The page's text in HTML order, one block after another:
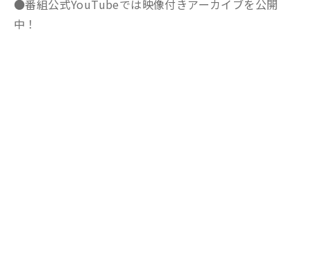
●番組公式YouTubeでは映像付きアーカイブを公開
中！